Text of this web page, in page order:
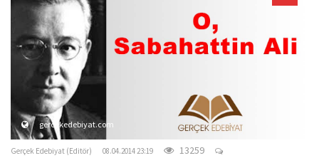
gercekedebiyat.com
Gerçek Edebiyat (Editör) 08.04.2014 23:19 13259